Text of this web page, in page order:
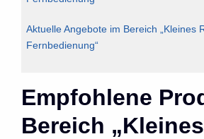
Aktuelle Angebote im Bereich „Kleines
Fernbedienung“
Empfohlene
Bereich